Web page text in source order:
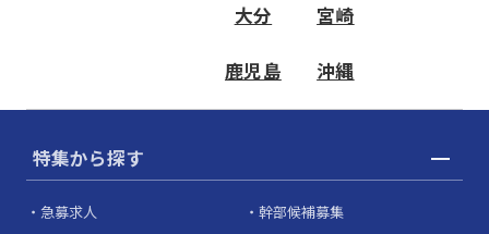
大分 宮崎
鹿児島 沖縄
特集から探す
急募求人
幹部候補募集